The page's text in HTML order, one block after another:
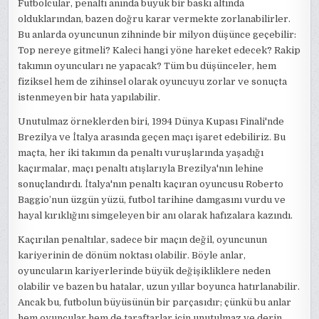
Futbolcular, penaltı anında büyük bir baskı altında
olduklarından, bazen doğru karar vermekte zorlanabilirler.
Bu anlarda oyuncunun zihninde bir milyon düşünce geçebilir:
Top nereye gitmeli? Kaleci hangi yöne hareket edecek? Rakip
takımın oyuncuları ne yapacak? Tüm bu düşünceler, hem
fiziksel hem de zihinsel olarak oyuncuyu zorlar ve sonuçta
istenmeyen bir hata yapılabilir.
Unutulmaz örneklerden biri, 1994 Dünya Kupası Finali'nde
Brezilya ve İtalya arasında geçen maçı işaret edebiliriz. Bu
maçta, her iki takımın da penaltı vuruşlarında yaşadığı
kaçırmalar, maçı penaltı atışlarıyla Brezilya'nın lehine
sonuçlandırdı. İtalya'nın penaltı kaçıran oyuncusu Roberto
Baggio’nun üzgün yüzü, futbol tarihine damgasını vurdu ve
hayal kırıklığını simgeleyen bir anı olarak hafızalara kazındı.
Kaçırılan penaltılar, sadece bir maçın değil, oyuncunun
kariyerinin de dönüm noktası olabilir. Böyle anlar,
oyuncuların kariyerlerinde büyük değişikliklere neden
olabilir ve bazen bu hatalar, uzun yıllar boyunca hatırlanabilir.
Ancak bu, futbolun büyüsünün bir parçasıdır; çünkü bu anlar